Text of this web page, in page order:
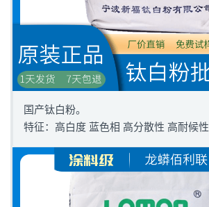
国产钛白粉。
特征：高白度 蓝色相 高分散性 高耐候性